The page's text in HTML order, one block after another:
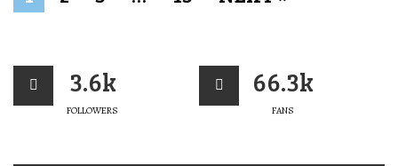
3.6k
FOLLOWERS
66.3k
FANS